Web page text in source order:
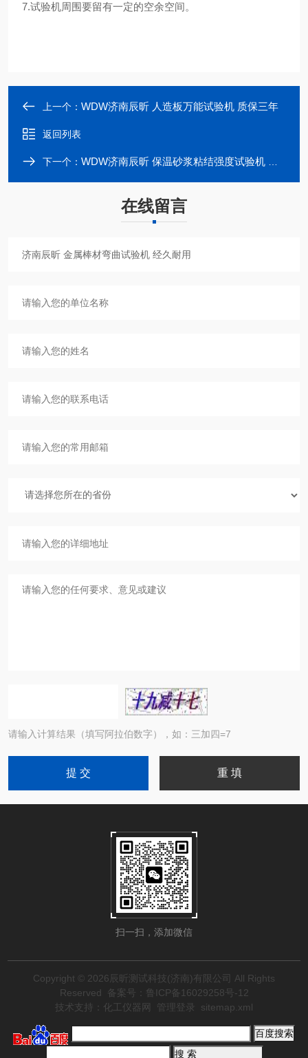
7.试验机周围要留有一定的空余空间。
上一个： WDW济南辰昕 人造板万能试验机 质保三年
返回列表
下一个： WDW济南辰昕 保温砂浆粘结强度试验机 噪音低
在线留言
请输入计算结果（填写阿拉伯数字），如：三加四=7
扫一扫，添加微信
Copyright © 2026辰昕测试科技(济南)有限公司 All Rights
Reserved
备案号：鲁ICP备16029258号-12
技术支持： 化工仪器网 管理登录 sitemap.xml